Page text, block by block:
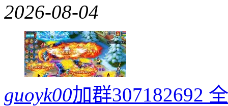
2026-08-04
guoyk00加群307182692